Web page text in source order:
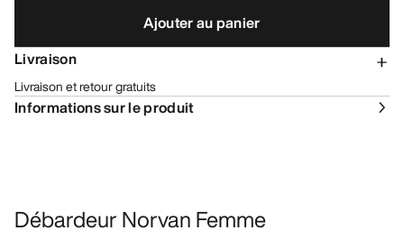
Ajouter au panier
Livraison
Livraison et retour gratuits
Informations sur le produit
Débardeur Norvan Femme